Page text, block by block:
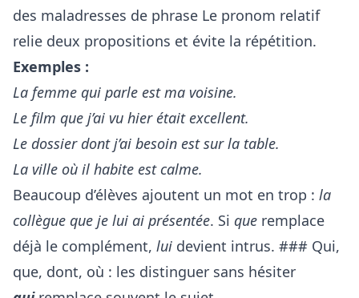
des maladresses de phrase Le pronom relatif
relie deux propositions et évite la répétition.
Exemples :
La femme qui parle est ma voisine.
Le film que j’ai vu hier était excellent.
Le dossier dont j’ai besoin est sur la table.
La ville où il habite est calme.
Beaucoup d’élèves ajoutent un mot en trop : la
collègue que je lui ai présentée. Si que remplace
déjà le complément, lui devient intrus. ### Qui,
que, dont, où : les distinguer sans hésiter